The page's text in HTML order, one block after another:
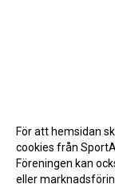
För att hemsidan
cookies från
Föreningen kan
eller